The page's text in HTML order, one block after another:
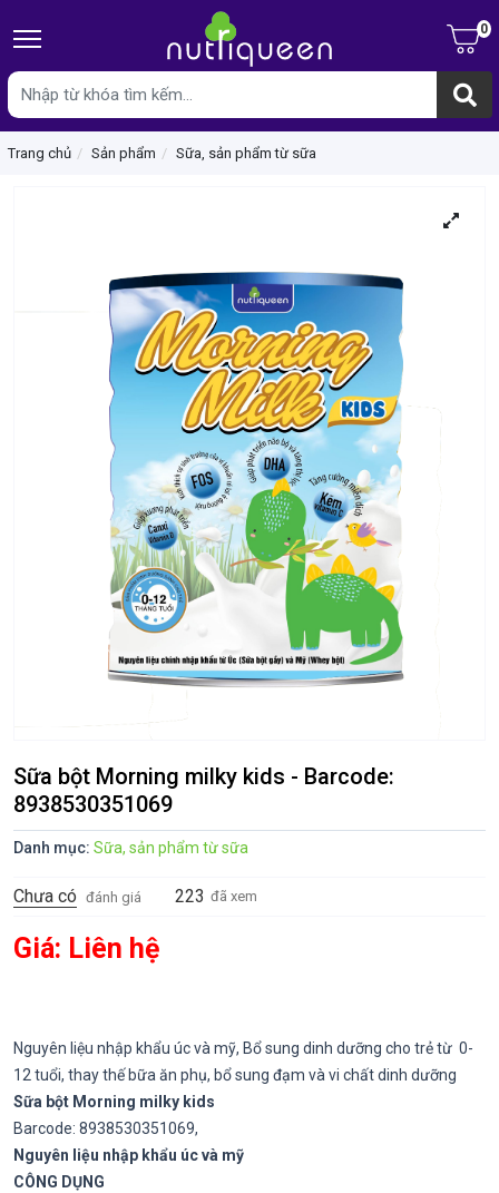
0
Trang chủ Sản phẩm Sữa, sản phẩm từ sữa
Sữa bột Morning milky kids - Barcode:
8938530351069
Danh mục: Sữa, sản phẩm từ sữa
Chưa có đánh giá 223 đã xem
Giá: Liên hệ
Nguyên liệu nhập khẩu úc và mỹ, Bổ sung dinh dưỡng cho trẻ từ 0-
12 tuổi, thay thế bữa ăn phụ, bổ sung đạm và vi chất dinh dưỡng
Sữa bột Morning milky kids
Barcode: 8938530351069,
Nguyên liệu nhập khẩu úc và mỹ
CÔNG DỤNG